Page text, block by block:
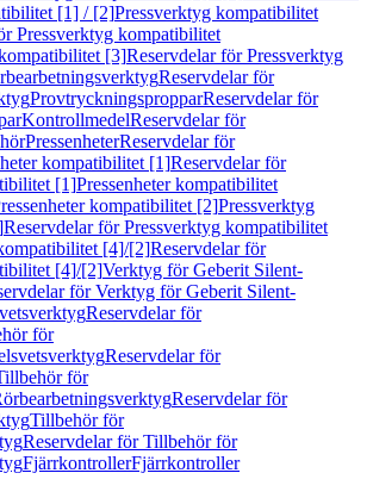
[1] / [2]Pressverktyg kompatibilitet
Pressverktyg kompatibilitet
[3]Reservdelar för Pressverktyg
Reservdelar för
ProvtryckningspropparReservdelar för
KontrollmedelReservdelar för
PressenheterReservdelar för
kompatibilitet [1]Reservdelar för
[1]Pressenheter kompatibilitet
kompatibilitet [2]Pressverktyg
Reservdelar för Pressverktyg kompatibilitet
[4]/[2]Reservdelar för
[4]/[2]Verktyg för Geberit Silent-
för Verktyg för Geberit Silent-
Reservdelar för
för
Reservdelar för
för
Reservdelar för
Tillbehör för
Reservdelar för Tillbehör för
FjärrkontrollerFjärrkontroller